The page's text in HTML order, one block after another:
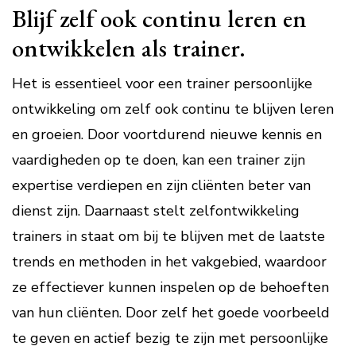
Blijf zelf ook continu leren en
ontwikkelen als trainer.
Het is essentieel voor een trainer persoonlijke
ontwikkeling om zelf ook continu te blijven leren
en groeien. Door voortdurend nieuwe kennis en
vaardigheden op te doen, kan een trainer zijn
expertise verdiepen en zijn cliënten beter van
dienst zijn. Daarnaast stelt zelfontwikkeling
trainers in staat om bij te blijven met de laatste
trends en methoden in het vakgebied, waardoor
ze effectiever kunnen inspelen op de behoeften
van hun cliënten. Door zelf het goede voorbeeld
te geven en actief bezig te zijn met persoonlijke